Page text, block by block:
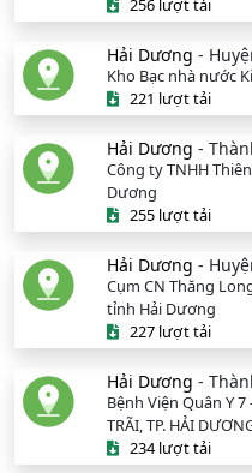
256 lượt tải
Hải Dương -
Kho Bạc nhà nước
221 lượt tải
Hải Dương -
Công ty TNHH
Dương
255 lượt tải
Hải Dương -
Cụm CN Thăng
tỉnh Hải Dương
227 lượt tải
Hải Dương -
Bệnh Viện Quân Y 7
TRÃI, TP. HẢI
234 lượt tải